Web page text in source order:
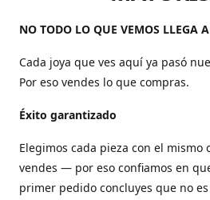
NO TODO LO QUE VEMOS LLEGA
Cada joya que ves aquí ya pasó
Por eso vendes lo que compras.
Éxito garantizado
Elegimos cada pieza con el
vendes — por eso confiamos en
primer pedido concluyes que no